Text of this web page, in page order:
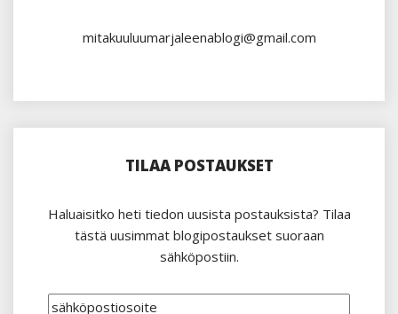
mitakuuluumarjaleenablogi@gmail.com
TILAA POSTAUKSET
Haluaisitko heti tiedon uusista postauksista? Tilaa
tästä uusimmat blogipostaukset suoraan
sähköpostiin.
sähköpostiosoite